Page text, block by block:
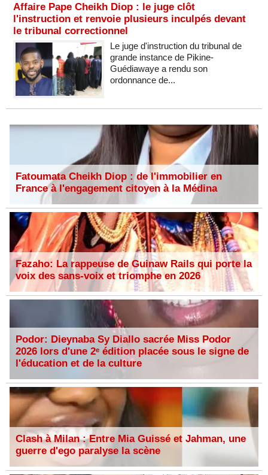
Affaire Pape Cheikh Diop : le juge clôt
l'instruction et renvoie plusieurs inculpés devant
le tribunal correctionnel
Le juge d'instruction du tribunal de
grande instance de Pikine-
Guédiawaye a rendu son
ordonnance de...
Fatoumata Cheikh Diop : de l'immobilier en
France à l'engagement citoyen à la Médina
Fazaho: La rappeuse de Guinaw Rails qui porte la
voix des sans-voix et triomphe en 2026
Podor: Dieynaba Sy Diallo sacrée Miss Podor
2026 lors d'une 2ᵉ édition placée sous le signe de
l'éducation et de la culture
Clash à Milan : Entre Mia Guissé et Jahman, une
guerre d'ego paralyse la scène